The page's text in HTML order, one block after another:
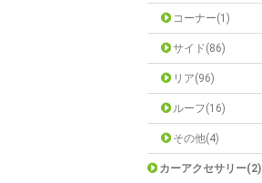
コーナー(1)
サイド(86)
リア(96)
ルーフ(16)
その他(4)
カーアクセサリー(2)